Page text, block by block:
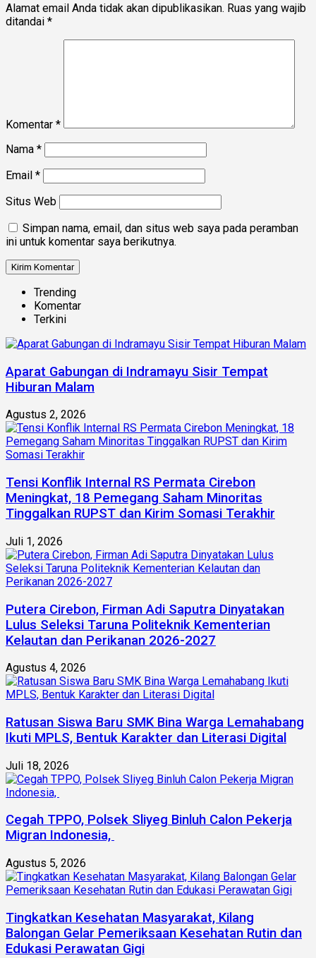
Alamat email Anda tidak akan dipublikasikan. Ruas yang wajib
ditandai *
Komentar *
Nama *
Email *
Situs Web
Simpan nama, email, dan situs web saya pada peramban
ini untuk komentar saya berikutnya.
Trending
Komentar
Terkini
Aparat Gabungan di Indramayu Sisir Tempat
Hiburan Malam
Agustus 2, 2026
Tensi Konflik Internal RS Permata Cirebon
Meningkat, 18 Pemegang Saham Minoritas
Tinggalkan RUPST dan Kirim Somasi Terakhir
Juli 1, 2026
Putera Cirebon, Firman Adi Saputra Dinyatakan
Lulus Seleksi Taruna Politeknik Kementerian
Kelautan dan Perikanan 2026-2027
Agustus 4, 2026
Ratusan Siswa Baru SMK Bina Warga Lemahabang
Ikuti MPLS, Bentuk Karakter dan Literasi Digital
Juli 18, 2026
Cegah TPPO, Polsek Sliyeg Binluh Calon Pekerja
Migran Indonesia,
Agustus 5, 2026
Tingkatkan Kesehatan Masyarakat, Kilang
Balongan Gelar Pemeriksaan Kesehatan Rutin dan
Edukasi Perawatan Gigi